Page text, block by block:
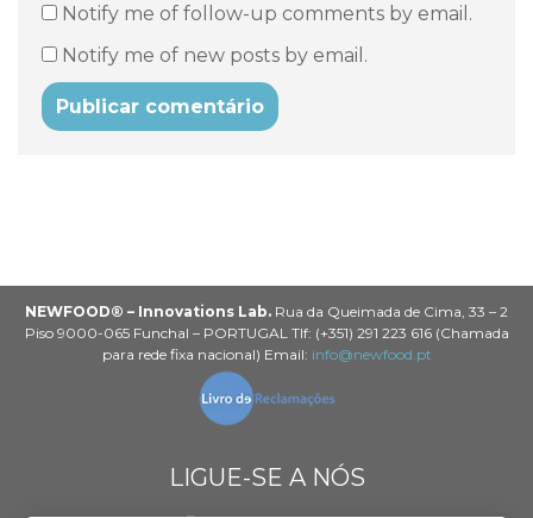
Notify me of follow-up comments by email.
Notify me of new posts by email.
NEWFOOD® – Innovations Lab. Rua da Queimada de Cima, 33 – 2
Piso 9000-065 Funchal – PORTUGAL Tlf: (+351) 291 223 616 (Chamada
para rede fixa nacional) Email: info@newfood.pt
LIGUE-SE A NÓS